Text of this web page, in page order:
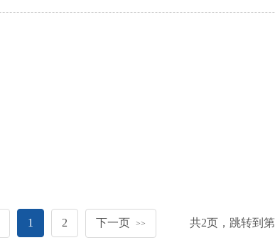
1 2 下一页 >> 共2页，跳转到第